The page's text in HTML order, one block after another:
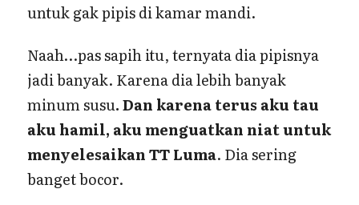
untuk gak pipis di kamar mandi.
Naah…pas sapih itu, ternyata dia pipisnya
jadi banyak. Karena dia lebih banyak
minum susu. Dan karena terus aku tau
aku hamil, aku menguatkan niat untuk
menyelesaikan TT Luma. Dia sering
banget bocor.